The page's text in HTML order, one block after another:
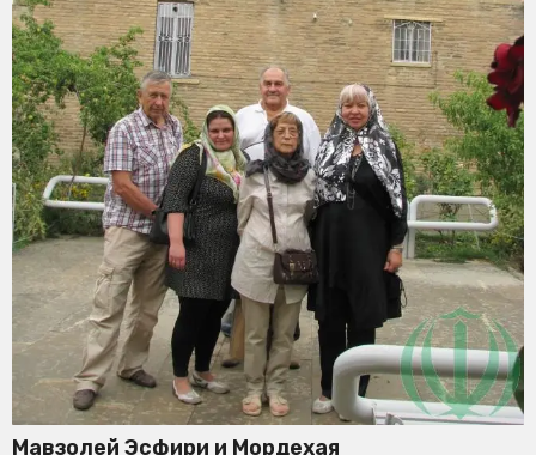
Мавзолей Эсфири и Мордехая